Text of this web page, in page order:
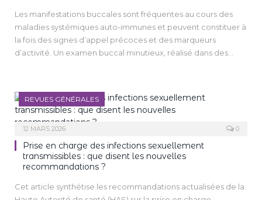
Les manifestations buccales sont fréquentes au cours des
maladies systémiques auto-immunes et peuvent constituer à
la fois des signes d’appel précoces et des marqueurs
d’activité. Un examen buccal minutieux, réalisé dans des
ne pas méconnaitre des lésions parfois très discrètes. Bien
qu’elles ne soient pas pathognomoniques, ces atteintes
figurent souvent parmi les premières manifestations cliniques
détectables. Elles peuvent ainsi être observées dès les
stades initiaux de la maladie et, dans certains cas, constituer
les seules anomalies cliniques visibles. La reconnaissance de
ces atteintes par le clinicien joue donc un rôle majeur dans le
suivi thérapeutique des patients. Dans ce contexte, nous
REVUES GÉNÉRALES
12 MARS 2026 0
Prise en charge des infections sexuellement
transmissibles : que disent les nouvelles
recommandations ?
Cet article synthétise les recommandations actualisées de la